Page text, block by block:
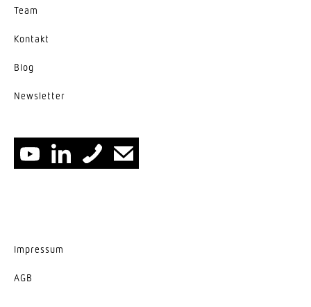
Team
Kontakt
Blog
News­letter
Impressum
AGB